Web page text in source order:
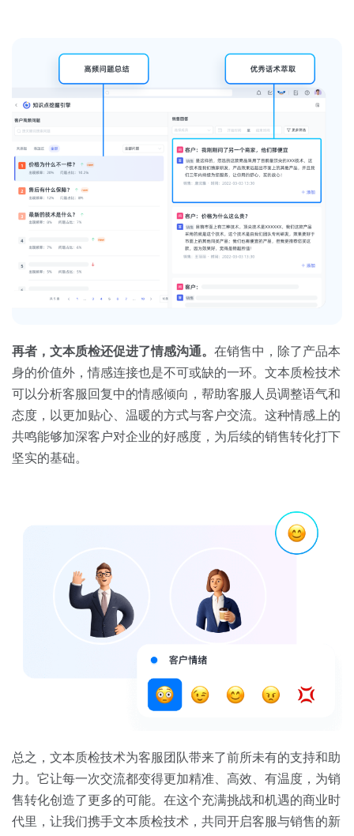
再者，文本质检还促进了情感沟通。 在销售中，除了产品本
身的价值外，情感连接也是不可或缺的一环。文本质检技术
可以分析客服回复中的情感倾向，帮助客服人员调整语气和
态度，以更加贴心、温暖的方式与客户交流。这种情感上的
共鸣能够加深客户对企业的好感度，为后续的销售转化打下
坚实的基础。
总之，文本质检技术为客服团队带来了前所未有的支持和助
力。它让每一次交流都变得更加精准、高效、有温度，为销
售转化创造了更多的可能。在这个充满挑战和机遇的商业时
代里，让我们携手文本质检技术，共同开启客服与销售的新